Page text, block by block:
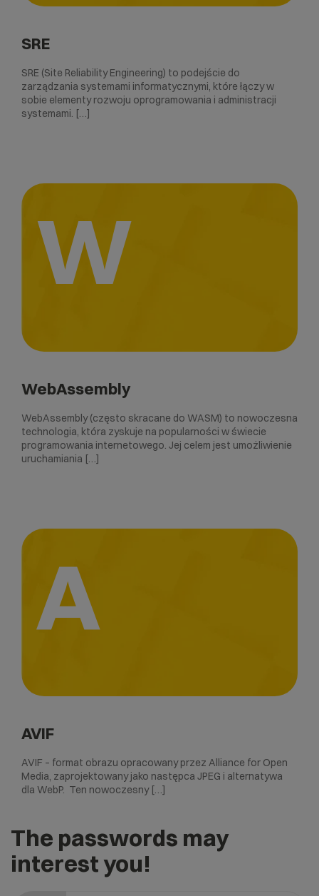
SRE
SRE (Site Reliability Engineering) to podejście do
zarządzania systemami informatycznymi, które łączy w
sobie elementy rozwoju oprogramowania i administracji
systemami. […]
W
WebAssembly
WebAssembly (często skracane do WASM) to nowoczesna
technologia, która zyskuje na popularności w świecie
programowania internetowego. Jej celem jest umożliwienie
uruchamiania […]
A
AVIF
AVIF – format obrazu opracowany przez Alliance for Open
Media, zaprojektowany jako następca JPEG i alternatywa
dla WebP. Ten nowoczesny […]
The passwords may
interest you!